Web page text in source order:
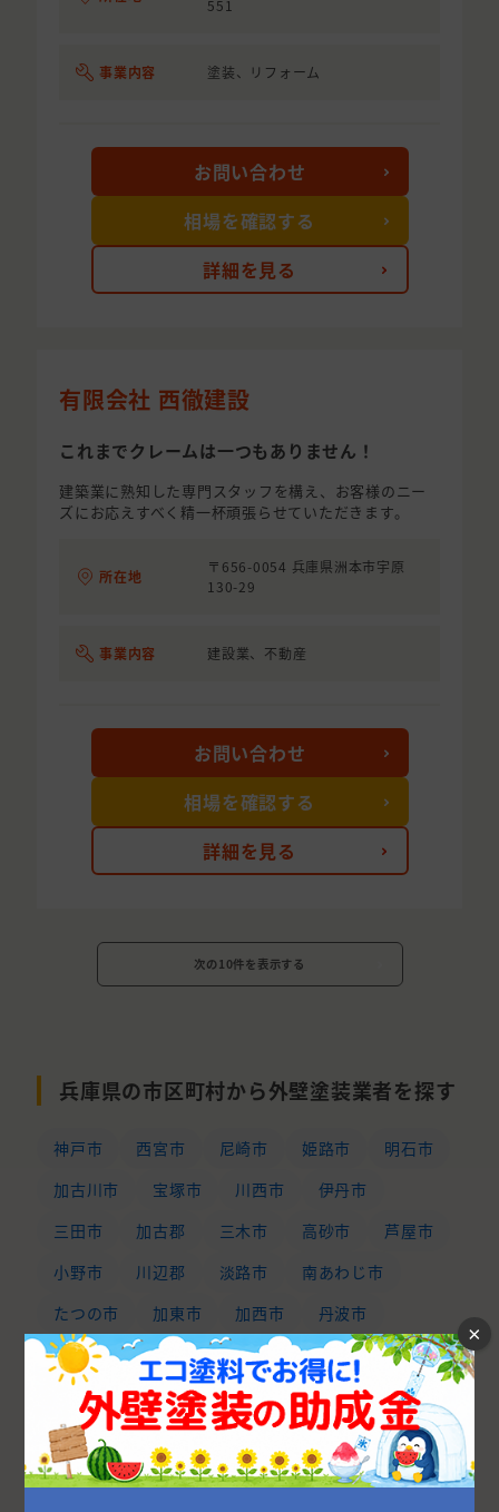
551
事業内容 塗装、リフォーム
詳細を見る
お問い合わせ
相場を確認する
有限会社 西徹建設
これまでクレームは一つもありません！
建築業に熟知した専門スタッフを構え、お客様のニー
ズにお応えすべく精一杯頑張らせていただきます。
所在地
〒656-0054 兵庫県洲本市宇原
130-29
事業内容 建設業、不動産
詳細を見る
お問い合わせ
相場を確認する
次の10件を表示する
兵庫県の市区町村から外壁塗装業者を探す
神戸市 西宮市 尼崎市 姫路市
明石市
加古川市
宝塚市 川西市
伊丹市
三田市
加古郡 三木市 高砂市
芦屋市
小野市
川辺郡 淡路市
南あわじ市
たつの市
加東市 加西市
丹波市
洲本市
赤穂市 神崎郡
宍粟市
丹波篠山市
揖保郡 相生市
豊岡市
西脇市
赤穂郡 佐用郡 朝来市
養父市
多可郡
美方郡
×